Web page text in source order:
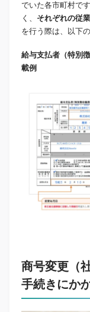
でいた各市町村で
く、 それぞれの従
を行う際は、以下
給与支払者（特別
載例
商号変更（
手続きにか